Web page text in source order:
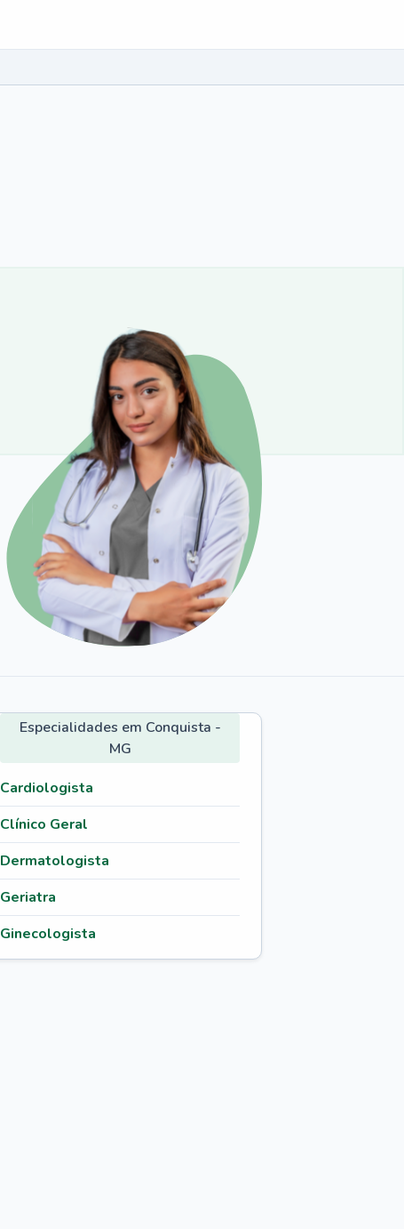
Especialidades em Conquista -
MG
Cardiologista
Clínico Geral
Dermatologista
Geriatra
Ginecologista